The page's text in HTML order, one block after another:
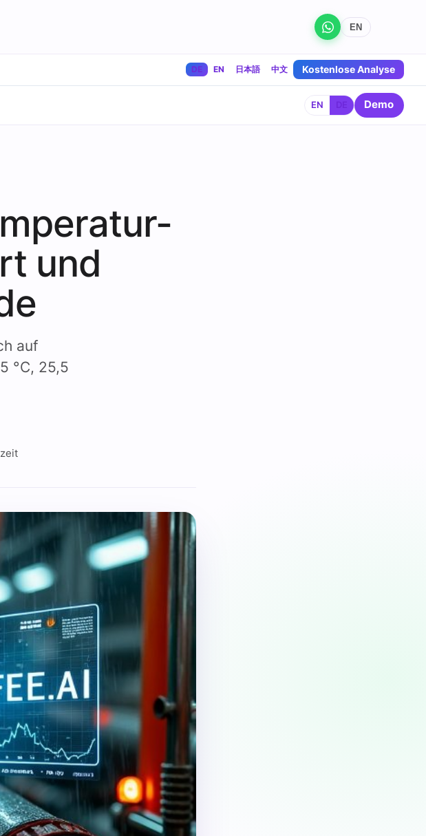
EN
DE EN 日本語 中文 Kostenlose Analyse
EN Demo
und
auf
°C, 25,5